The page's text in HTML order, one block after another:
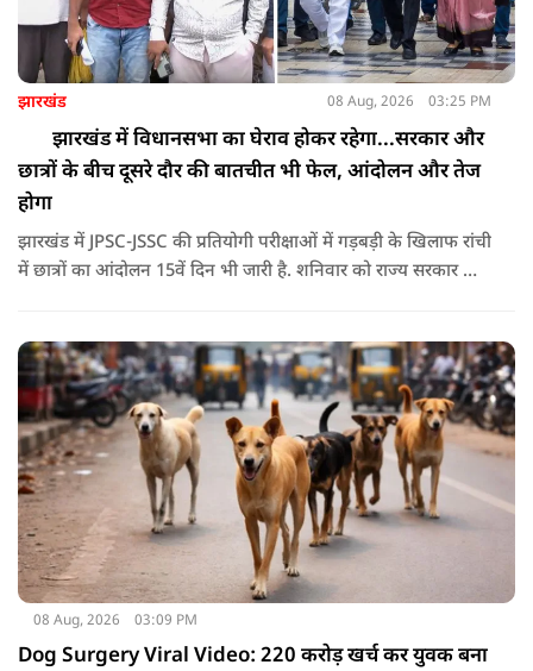
झारखंड 08 Aug, 2026 03:25 PM
झारखंड में विधानसभा का घेराव होकर रहेगा...सरकार और
छात्रों के बीच दूसरे दौर की बातचीत भी फेल, आंदोलन और तेज
होगा
झारखंड में JPSC-JSSC की प्रतियोगी परीक्षाओं में गड़बड़ी के खिलाफ रांची
में छात्रों का आंदोलन 15वें दिन भी जारी है. शनिवार को राज्य सरकार और
08 Aug, 2026 03:09 PM
Dog Surgery Viral Video: 220 करोड़ खर्च कर युवक बना